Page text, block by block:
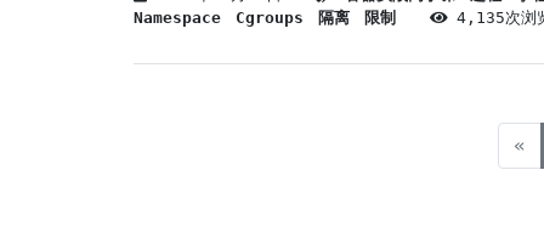
Namespace
Cgroups 隔离 限制 4,135次浏
«